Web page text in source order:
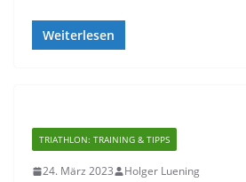
Weiterlesen
TRIATHLON: TRAINING & TIPPS
24. März 2023 Holger Luening